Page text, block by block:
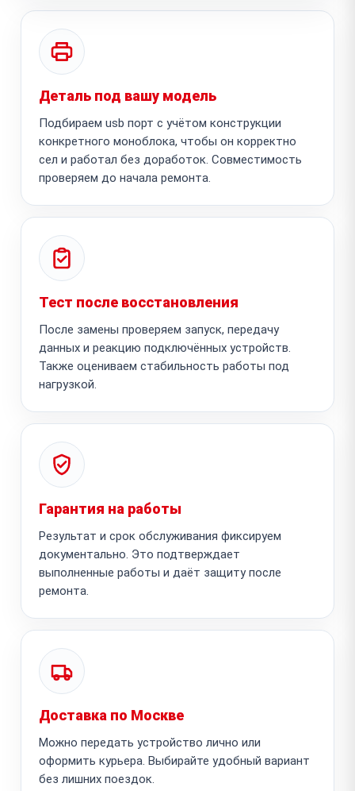
Деталь под вашу модель
Подбираем usb порт с учётом конструкции
конкретного моноблока, чтобы он корректно
сел и работал без доработок. Совместимость
проверяем до начала ремонта.
Тест после восстановления
После замены проверяем запуск, передачу
данных и реакцию подключённых устройств.
Также оцениваем стабильность работы под
нагрузкой.
Гарантия на работы
Результат и срок обслуживания фиксируем
документально. Это подтверждает
выполненные работы и даёт защиту после
ремонта.
Доставка по Москве
Можно передать устройство лично или
оформить курьера. Выбирайте удобный вариант
без лишних поездок.